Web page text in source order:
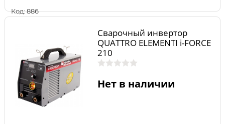
Код: 886
Сварочный инвертор
QUATTRO ELEMENTI i-FORCE
210
Нет в наличии